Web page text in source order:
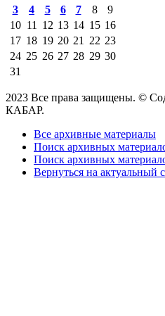
3
4 5 6 7 8
9
10 11 12 13 14 15 16
17 18 19 20 21 22 23
24 25 26 27 28 29 30
31
2023 Все права защищены. ©
КАБАР.
Все архивные материалы
Поиск архивных
Поиск архивных
Вернуться на актуальный